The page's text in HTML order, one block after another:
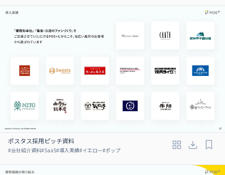
ポスタス採用ピッチ資料
#会社紹介資料#SaaS#導入実績#イエロー#ポップ